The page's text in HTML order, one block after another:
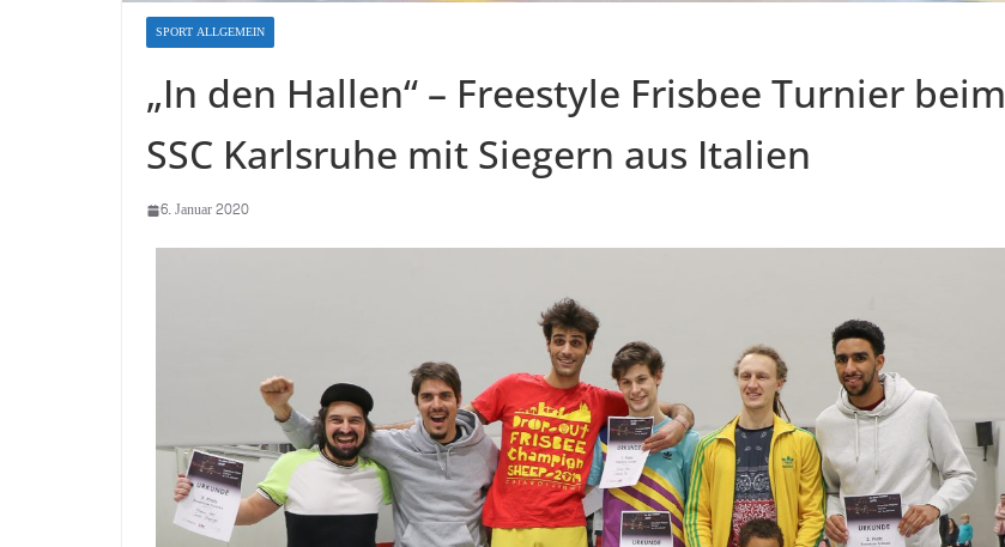
SPORT ALLGEMEIN
„In den Hallen“ – Freestyle Frisbee Turnier beim
SSC Karlsruhe mit Siegern aus Italien
6. Januar 2020